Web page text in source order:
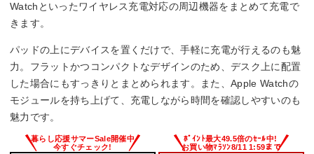
Watchといったワイヤレス充電対応の周辺機器をまとめて充電で
きます。
パッドの上にデバイスを置くだけで、手軽に充電が行えるのも魅
力。フラットかつコンパクトなデザインのため、デスク上に配置
した場合にもすっきりとまとめられます。また、Apple Watchの
モジュールを持ち上げて、充電しながら時間を確認しやすいのも
魅力です。